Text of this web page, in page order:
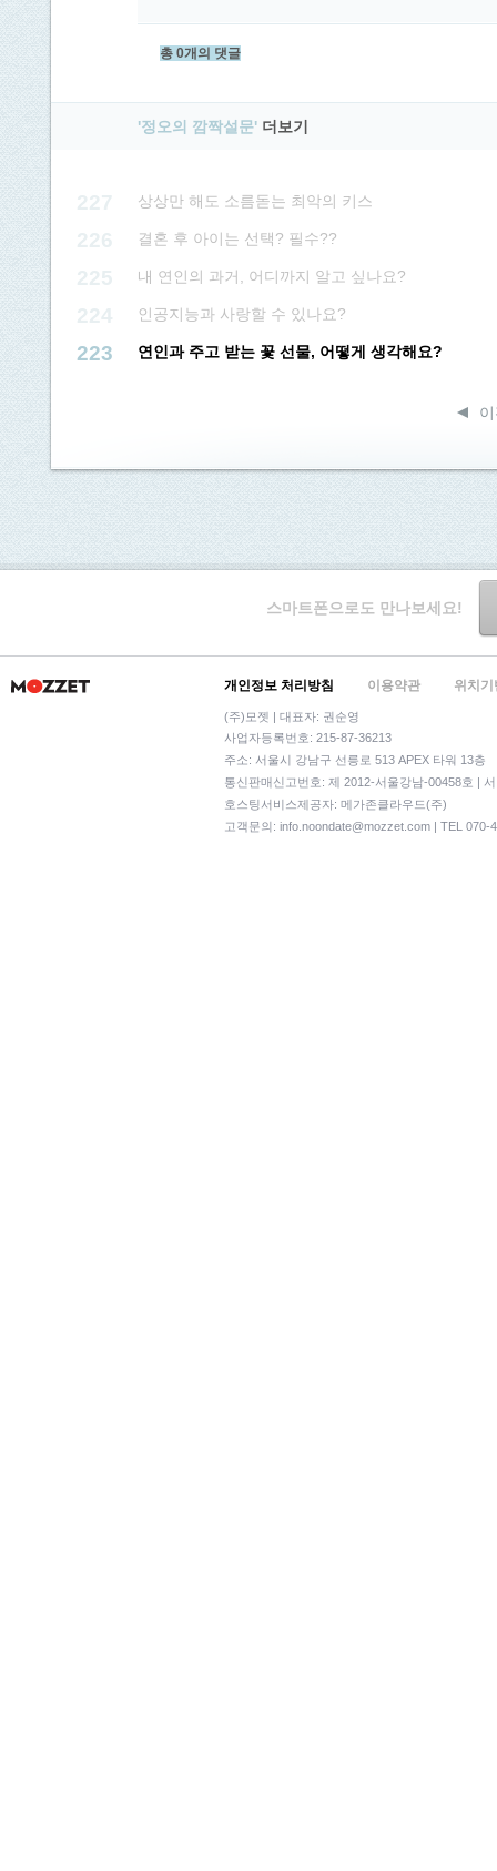
총 0개의 댓글
'정오의 깜짝설문' 더보기
상상만 해도 소름돋는 최악의 키스
결혼 후 아이는 선택? 필수??
내 연인의 과거, 어디까지 알고 싶나요?
인공지능과 사랑할 수 있나요?
223 연인과 주고 받는 꽃 선물, 어떻게 생각해요?
스마트폰으로도 만나보세요!
개인정보 처리방침 이용약관 위치
(주)모젯 | 대표자: 권순영
사업자등록번호: 215-87-36213
주소: 서울시 강남구 선릉로 513 APEX 타워 13층
통신판매신고번호: 제 2012-서울강남-00458호 |
호스팅서비스제공자: 메가존클라우드(주)
고객문의: info.noondate@mozzet.com | TEL 070-